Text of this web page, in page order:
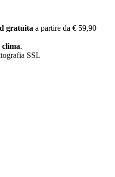
gratuita a partire da € 59,90
clima.
SSL